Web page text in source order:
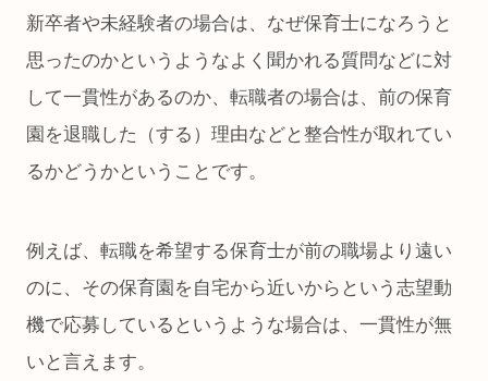
新卒者や未経験者の場合は、なぜ保育士になろうと
思ったのかというようなよく聞かれる質問などに対
して一貫性があるのか、転職者の場合は、前の保育
園を退職した（する）理由などと整合性が取れてい
るかどうかということです。
例えば、転職を希望する保育士が前の職場より遠い
のに、その保育園を自宅から近いからという志望動
機で応募しているというような場合は、一貫性が無
いと言えます。